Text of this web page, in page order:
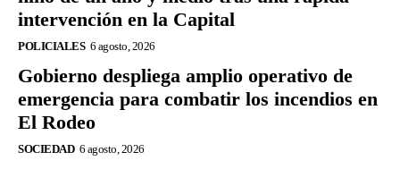
intervención en la Capital
POLICIALES 6 agosto, 2026
Gobierno despliega amplio operativo de
emergencia para combatir los incendios en
El Rodeo
SOCIEDAD 6 agosto, 2026